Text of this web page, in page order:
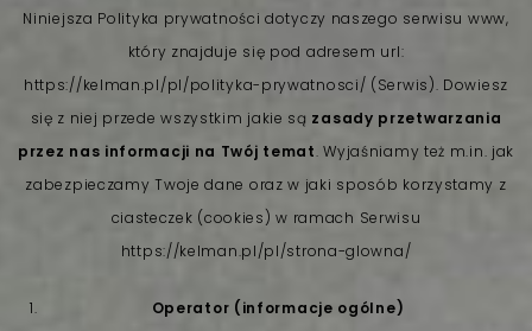
Niniejsza Polityka prywatności dotyczy naszego serwisu www,
który znajduje się pod adresem url:
https://kelman.pl/pl/polityka-prywatnosci/ (Serwis). Dowiesz
się z niej przede wszystkim jakie są zasady przetwarzania
przez nas informacji na Twój temat. Wyjaśniamy też m.in. jak
zabezpieczamy Twoje dane oraz w jaki sposób korzystamy z
ciasteczek (cookies) w ramach Serwisu
https://kelman.pl/pl/strona-glowna/
Operator (informacje ogólne)